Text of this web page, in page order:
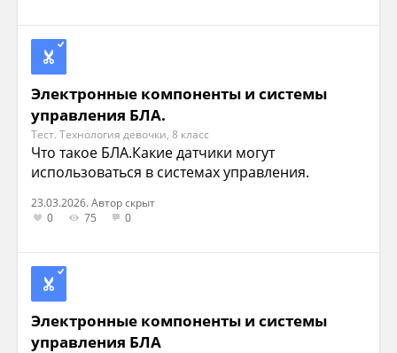
Электронные компоненты и системы
управления БЛА.
Тест. Технология девочки, 8 класс
Что такое БЛА.Какие датчики могут
использоваться в системах управления.
23.03.2026. Автор скрыт
0
75 0
Электронные компоненты и системы
управления БЛА